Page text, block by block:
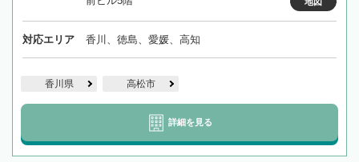
対応エリア 香川、徳島、愛媛、高知
香川県 高松市
詳細を見る